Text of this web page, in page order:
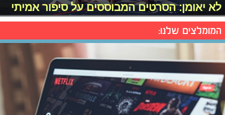
לא יאומן: הסרטים המבוססים על סיפור אמיתי
המומלצים שלנו: